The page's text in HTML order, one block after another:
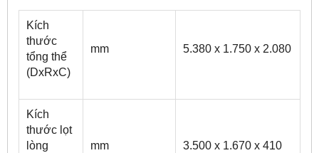
Kích
thước
tổng thể
(DxRxC)
mm 5.380 x 1.750 x 2.080
Kích
thước lọt
lòng
mm 3.500 x 1.670 x 410